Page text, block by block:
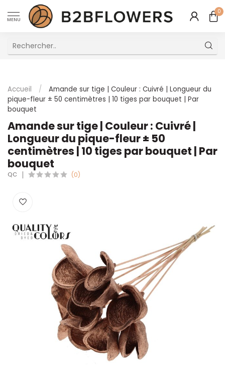
MENU
0
Accueil /
Amande sur tige | Couleur : Cuivré | Longueur du
pique-fleur ± 50 centimètres | 10 tiges par bouquet | Par
bouquet
Amande sur tige | Couleur : Cuivré |
Longueur du pique-fleur ± 50
centimètres | 10 tiges par bouquet | Par
bouquet
QC (0)